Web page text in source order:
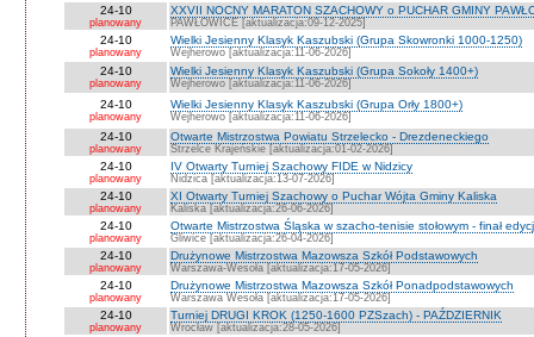
24-10
planowany
XXVII NOCNY MARATON SZACHOWY o PUCHAR GMINY
PAWŁOWICE [aktualizacja:09-12-2025]
24-10
planowany
Wielki Jesienny Klasyk Kaszubski (Grupa Skowronki 1000-1250)
Wejherowo [aktualizacja:11-06-2026]
24-10
planowany
Wielki Jesienny Klasyk Kaszubski (Grupa Sokoły 1400+)
Wejherowo [aktualizacja:11-06-2026]
24-10
planowany
Wielki Jesienny Klasyk Kaszubski (Grupa Orły 1800+)
Wejherowo [aktualizacja:11-06-2026]
24-10
planowany
Otwarte Mistrzostwa Powiatu Strzelecko - Drezdeneckiego
Strzelce Krajeńskie [aktualizacja:01-02-2026]
24-10
planowany
IV Otwarty Turniej Szachowy FIDE w Nidzicy
Nidzica [aktualizacja:13-07-2026]
24-10
planowany
XI Otwarty Turniej Szachowy o Puchar Wójta Gminy Kaliska
Kaliska [aktualizacja:26-06-2026]
24-10
planowany
Otwarte Mistrzostwa Śląska w szacho-tenisie stołowym - finał
Gliwice [aktualizacja:26-04-2026]
24-10
planowany
Drużynowe Mistrzostwa Mazowsza Szkół Podstawowych
Warszawa-Wesoła [aktualizacja:17-05-2026]
24-10
planowany
Drużynowe Mistrzostwa Mazowsza Szkół Ponadpodstawowych
Warszawa Wesoła [aktualizacja:17-05-2026]
24-10
planowany
Turniej DRUGI KROK (1250-1600 PZSzach) - PAŹDZIERNIK
Wrocław [aktualizacja:28-05-2026]